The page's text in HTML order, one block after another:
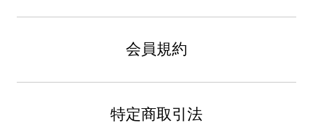
会員規約
特定商取引法